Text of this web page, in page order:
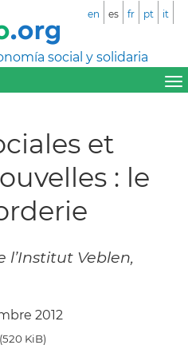
social y solidaria
en es fr pt it
et
: le
Veblen,
2012
(520 KiB)